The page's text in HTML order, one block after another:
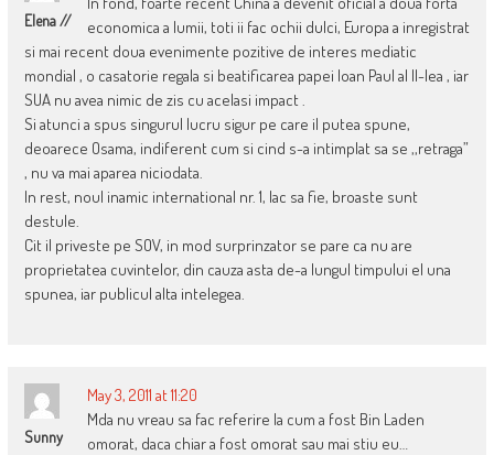
Elena //
economica a lumii, toti ii fac ochii dulci, Europa a inregistrat
si mai recent doua evenimente pozitive de interes mediatic
mondial , o casatorie regala si beatificarea papei Ioan Paul al II-lea , iar
SUA nu avea nimic de zis cu acelasi impact .
Si atunci a spus singurul lucru sigur pe care il putea spune,
deoarece Osama, indiferent cum si cind s-a intimplat sa se ,,retraga”
, nu va mai aparea niciodata.
In rest, noul inamic international nr. 1, lac sa fie, broaste sunt
destule.
Cit il priveste pe SOV, in mod surprinzator se pare ca nu are
proprietatea cuvintelor, din cauza asta de-a lungul timpului el una
spunea, iar publicul alta intelegea.
Sunny
May 3, 2011 at 11:20
Mda nu vreau sa fac referire la cum a fost Bin Laden
omorat, daca chiar a fost omorat sau mai stiu eu…